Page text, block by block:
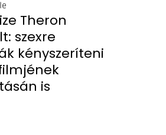
Theron
szexre
kényszeríteni
is